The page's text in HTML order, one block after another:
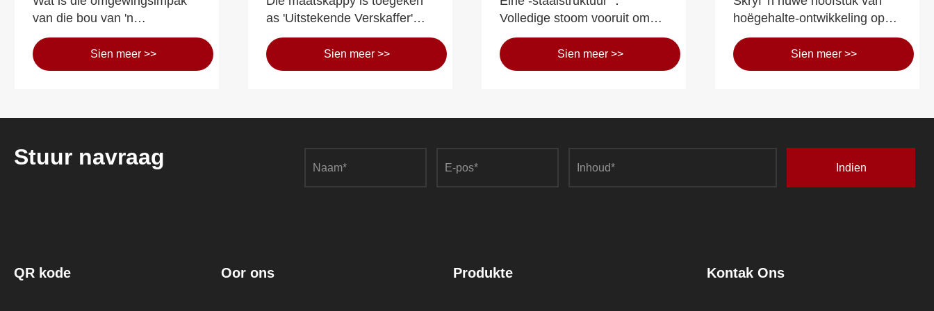
van die bou van 'n
staalraambou?
Sien meer >>
as 'Uitstekende Verskaffer'
deur China Construction
Battalion New Construction
Engineering Co., LTD
Sien meer >>
Volledige stoom vooruit om
die produksie te verhoog,
streef daarna om nuwe
hoogtes te bereik.
Sien meer >>
hoëgehalte-ontwikkeling op
die nuwe reis - 'n ontleding
van die ontwikkelingstendens
van die konstruksiebedryf
Sien meer >>
Stuur navraag Indien
QR kode Oor ons Produkte Kontak Ons